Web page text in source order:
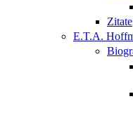
Zitate
E.T.A.